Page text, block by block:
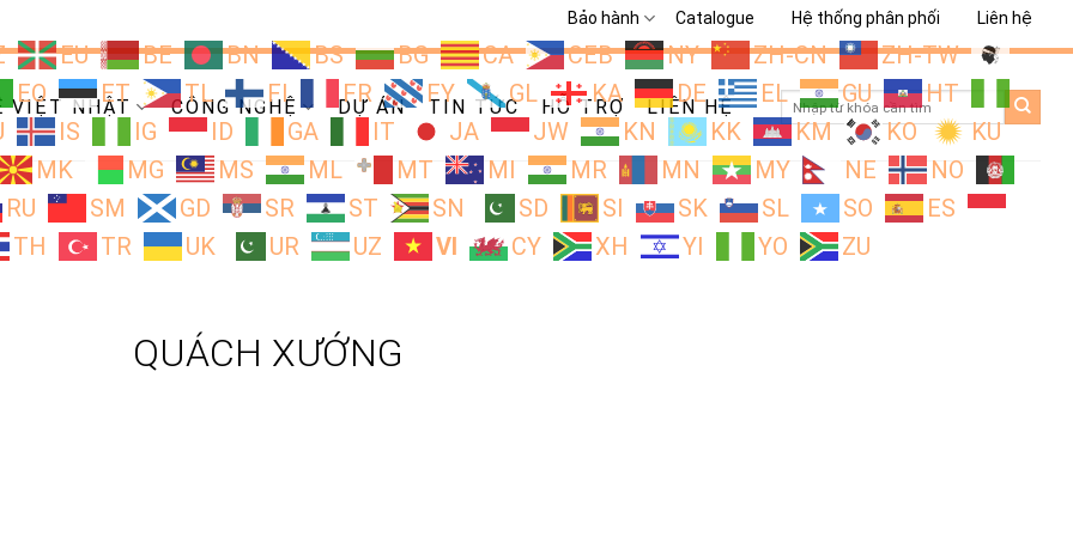
Bảo hành Catalogue Hệ thống phân phối Liên hệ
EU BE BN BS BG CA CEB NY ZH-CN
ZH-TW
EO ET TL FI FR FY GL KA DE EL GU
HT
IS IG ID GA IT JA JW KN KK KM KO
KU
MK MG MS ML MT MI MR MN MY NE
NO
RU SM GD SR ST SN SD SI SK SL SO
ES
TH TR UK UR UZ VI CY XH YI YO ZU
VIỆT NHẬT CÔNG NGHỆ DỰ ÁN TIN TỨC HỖ TRỢ LIÊN HỆ
Search
for:
QUÁCH XƯỚNG